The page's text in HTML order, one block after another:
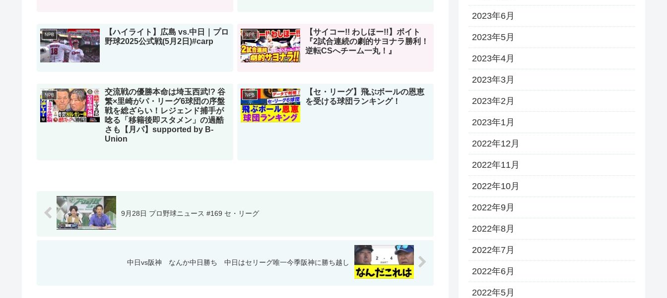
NPB
【ハイライト】広島 vs.中日｜プロ
野球2025公式戦(5月2日)#carp
NPB
【サイコー!! わしほー!!】ボイト
『2試合連続の劇的サヨナラ勝利！
逆転CSへチーム一丸！』
NPB
交流戦の優勝本命は埼玉西武!? 谷
繁×里崎がパ・リーグ6球団の序盤
戦を総ざらい！レジェンド捕手が
唸る「移籍後即スタメン」の過酷
さも【月パ】supported by B-
Union
NPB
【セ・リーグ】飛ぶボールの恩恵
を受ける球団ランキング！
9月28日 プロ野球ニュース #169 セ・リーグ
中日vs阪神 なんか中日勝ち 中日はセリーグ唯一今季阪神に勝ち越し
2023年6月
2023年5月
2023年4月
2023年3月
2023年2月
2023年1月
2022年12月
2022年11月
2022年10月
2022年9月
2022年8月
2022年7月
2022年6月
2022年5月